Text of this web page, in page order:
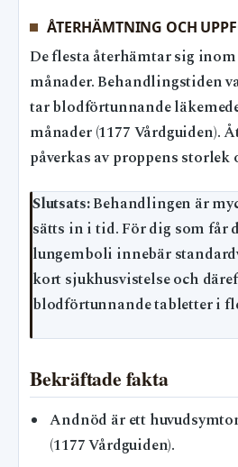
ÅTERHÄMTNING OCH
De flesta återhämtar sig
månader. Behandlingstiden
tar blodförtunnande
månader (1177 Vårdguiden).
påverkas av proppens
Slutsats:Behandlingen är
sätts in i tid. För dig som får
lungemboli innebär
kort sjukhusvistelse och
blodförtunnande tabletter i
Bekräftade fakta
Andnöd är ett
(1177 Vårdguiden).